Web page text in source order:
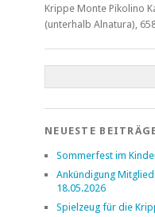
Krippe Monte Pikolino
(unterhalb Alnatura),
NEUESTE
Sommerfest im
Ankündigung
18.05.2026
Spielzeug für die